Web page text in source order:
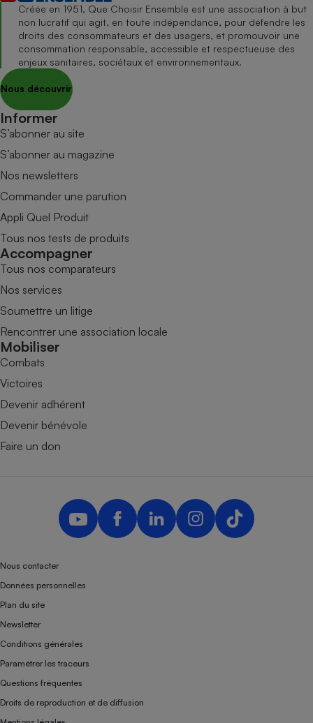
Créée en 1951, Que Choisir Ensemble est une association à but
non lucratif qui agit, en toute indépendance, pour défendre les
droits des consommateurs et des usagers, et promouvoir une
consommation responsable, accessible et respectueuse des
enjeux sanitaires, sociétaux et environnementaux.
Nous découvrir
Informer
S’abonner au site
S’abonner au magazine
Nos newsletters
Commander une parution
Appli Quel Produit
Tous nos tests de produits
Accompagner
Tous nos comparateurs
Nos services
Soumettre un litige
Rencontrer une association locale
Mobiliser
Combats
Victoires
Devenir adhérent
Devenir bénévole
Faire un don
Nous contacter
Données personnelles
Plan du site
Newsletter
Conditions générales
Paramétrer les traceurs
Questions fréquentes
Droits de reproduction et de diffusion